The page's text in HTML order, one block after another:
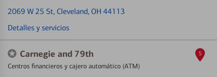
2069 W 25 St, Cleveland, OH 44113
Detalles y servicios
Carnegie and 79th
Centros financieros y cajero automático (ATM)
5